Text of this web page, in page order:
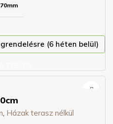
70mm
(6 héten belül)
, Házak terasz nélkül